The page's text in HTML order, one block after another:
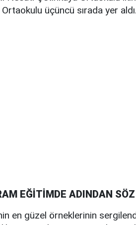
üçüncü sırada yer aldı.
EĞİTİMDE ADINDAN
en güzel örneklerinin